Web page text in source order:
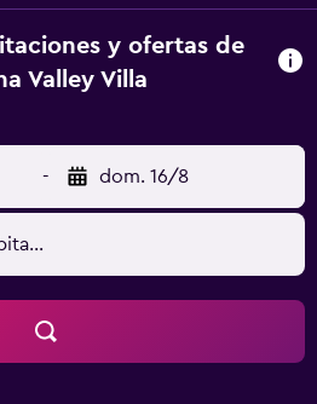
y ofertas de
Valley Villa
- dom. 16/8